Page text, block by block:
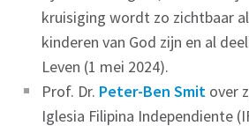
kruisiging wordt zo zichtbaar
kinderen van God zijn en al
Leven (1 mei 2024).
Prof. Dr. Peter-Ben Smit over
Iglesia Filipina Independiente